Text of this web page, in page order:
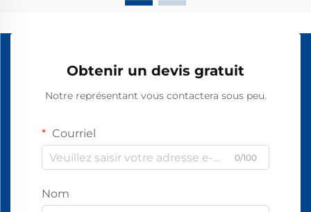
Obtenir un devis gratuit
Notre représentant vous contactera sous peu.
Courriel
0/100
Nom